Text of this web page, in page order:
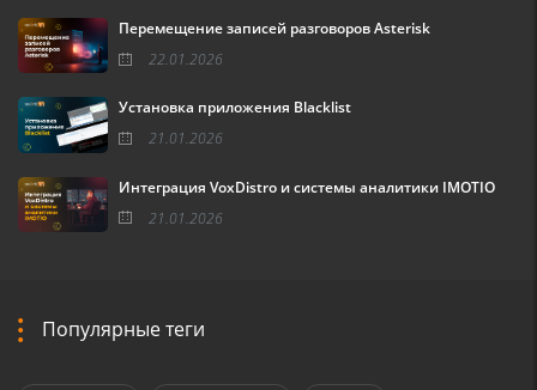
Перемещение записей разговоров Asterisk
22.01.2026
Установка приложения Blacklist
21.01.2026
Интеграция VoxDistro и системы аналитики IMOTIO
21.01.2026
Популярные теги